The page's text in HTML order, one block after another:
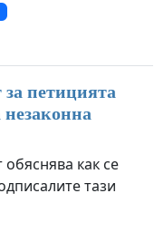
петицията
как се
тази